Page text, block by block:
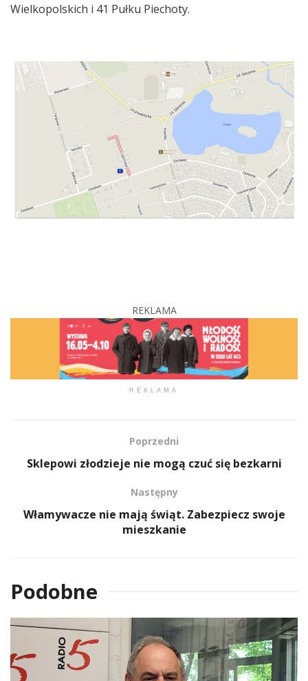
Wielkopolskich i 41 Pułku Piechoty.
REKLAMA
REKLAMA
Poprzedni
Sklepowi złodzieje nie mogą czuć się bezkarni
Następny
Włamywacze nie mają świąt. Zabezpiecz swoje
mieszkanie
Podobne